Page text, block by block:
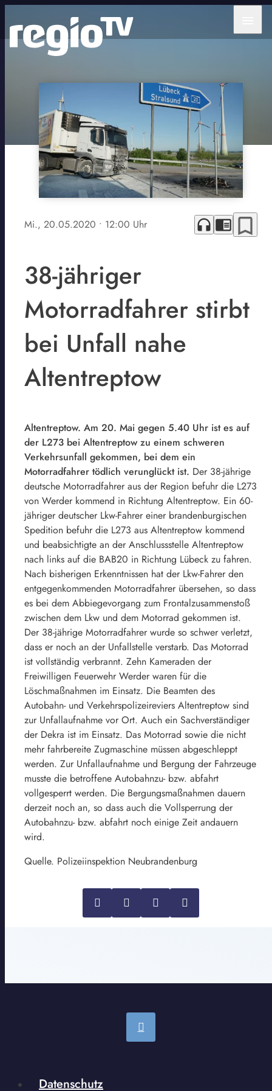
Mi., 20.05.2020 • 12:00 Uhr headphones chrome_reader_mode bookmark_border
38-jähriger
Motorradfahrer stirbt
bei Unfall nahe
Altentreptow
Altentreptow. Am 20. Mai gegen 5.40 Uhr ist es auf
der L273 bei Altentreptow zu einem schweren
Verkehrsunfall gekommen, bei dem ein
Motorradfahrer tödlich verunglückt ist. Der 38-jährige
deutsche Motorradfahrer aus der Region befuhr die L273
von Werder kommend in Richtung Altentreptow. Ein 60-
jähriger deutscher Lkw-Fahrer einer brandenburgischen
Spedition befuhr die L273 aus Altentreptow kommend
und beabsichtigte an der Anschlussstelle Altentreptow
nach links auf die BAB20 in Richtung Lübeck zu fahren.
Nach bisherigen Erkenntnissen hat der Lkw-Fahrer den
entgegenkommenden Motorradfahrer übersehen, so dass
es bei dem Abbiegevorgang zum Frontalzusammenstoß
zwischen dem Lkw und dem Motorrad gekommen ist.
Der 38-jährige Motorradfahrer wurde so schwer verletzt,
dass er noch an der Unfallstelle verstarb. Das Motorrad
ist vollständig verbrannt. Zehn Kameraden der
Freiwilligen Feuerwehr Werder waren für die
Löschmaßnahmen im Einsatz. Die Beamten des
Autobahn- und Verkehrspolizeireviers Altentreptow sind
zur Unfallaufnahme vor Ort. Auch ein Sachverständiger
der Dekra ist im Einsatz. Das Motorrad sowie die nicht
mehr fahrbereite Zugmaschine müssen abgeschleppt
werden. Zur Unfallaufnahme und Bergung der Fahrzeuge
musste die betroffene Autobahnzu- bzw. abfahrt
vollgesperrt werden. Die Bergungsmaßnahmen dauern
derzeit noch an, so dass auch die Vollsperrung der
Autobahnzu- bzw. abfahrt noch einige Zeit andauern
wird.
Quelle. Polizeiinspektion Neubrandenburg
Datenschutz